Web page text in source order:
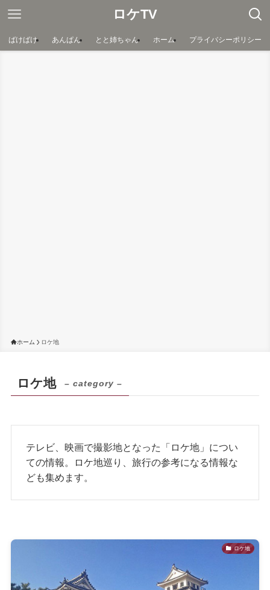
ロケTV
ばけばけ あんぱん とと姉ちゃん ホーム プライバシーポリシー
ホーム ロケ地
ロケ地 – category –
テレビ、映画で撮影地となった「ロケ地」につい
ての情報。ロケ地巡り、旅行の参考になる情報な
ども集めます。
ロケ地